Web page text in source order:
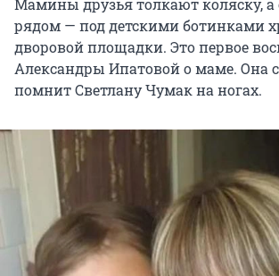
Мамины друзья толкают коляску, а
рядом — под детскими ботинками
дворовой площадки. Это первое
Александры Ипатовой о маме. Она
помнит Светлану Чумак на ногах.